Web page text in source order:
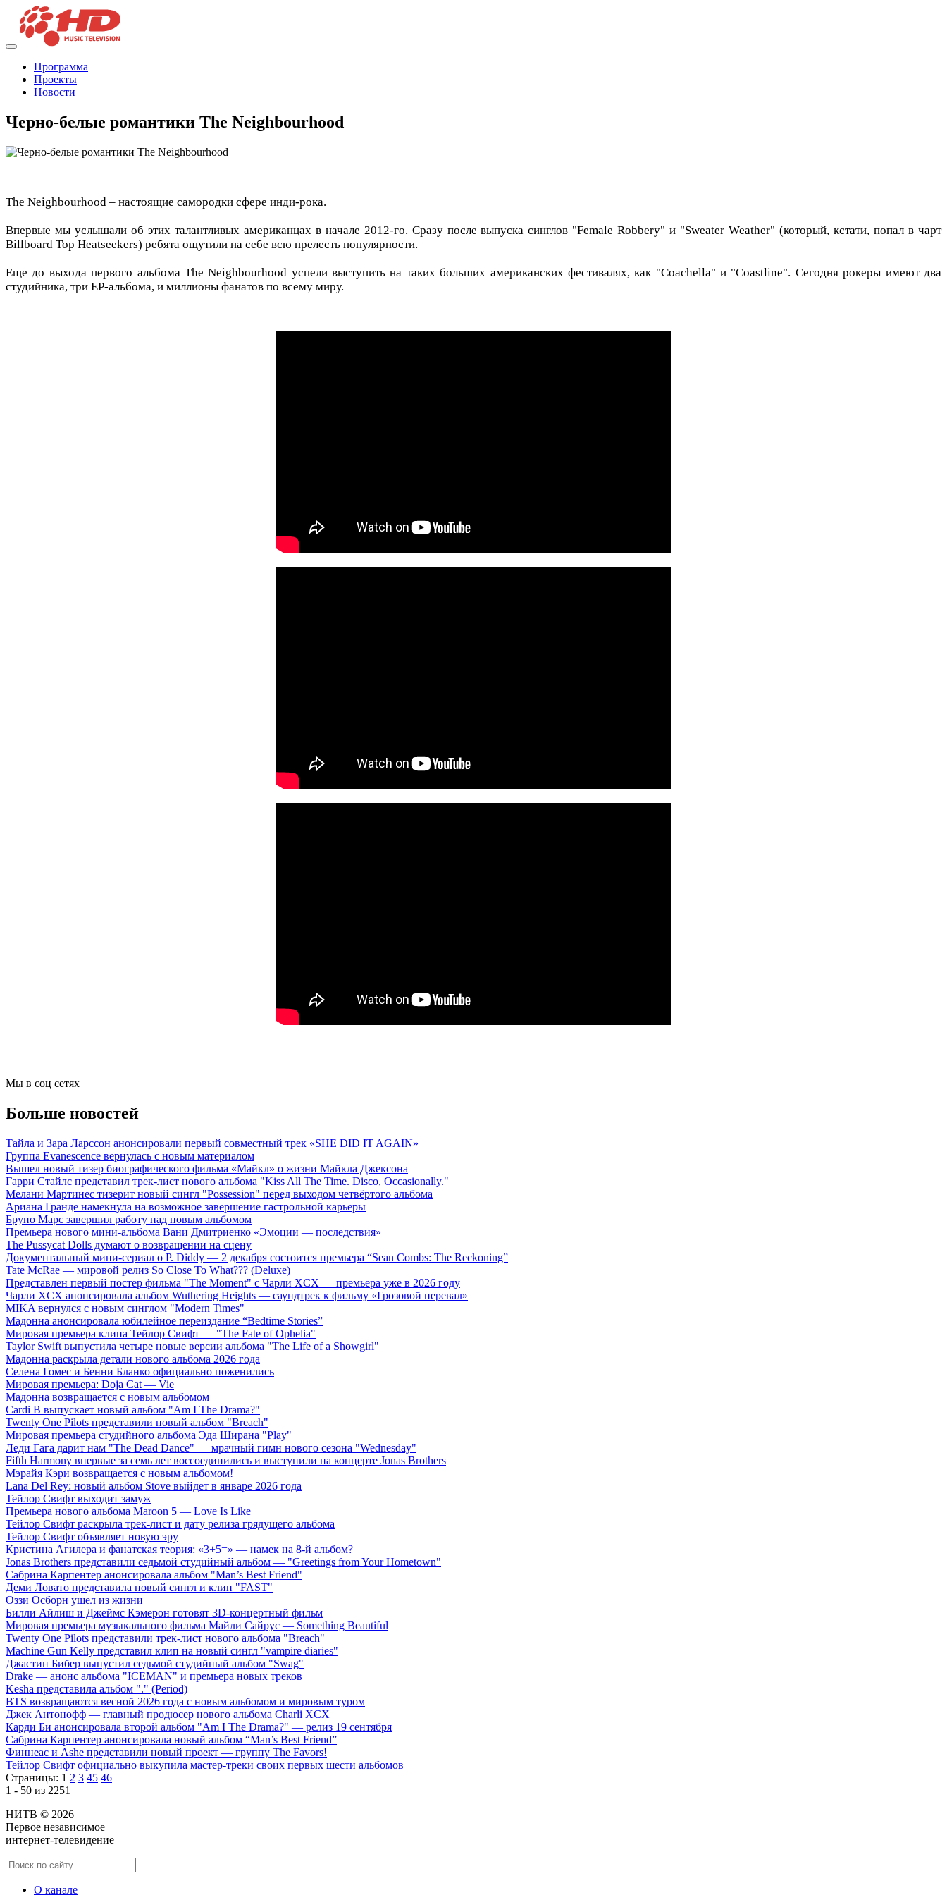
Программа
Проекты
Новости
Черно-белые романтики The Neighbourhood
The Neighbourhood – настоящие самородки сфере инди-рока.
Впервые мы услышали об этих талантливых американцах в начале 2012-го. Сразу после выпуска синглов "Female Robbery" и "Sweater Weather" (который, кстати, попал в чарт
Billboard Top Heatseekers) ребята ощутили на себе всю прелесть популярности.
Еще до выхода первого альбома The Neighbourhood успели выступить на таких больших американских фестивалях, как "Coachella" и "Сoastline". Сегодня рокеры имеют два
студийника, три EP-альбома, и миллионы фанатов по всему миру.
Мы в соц сетях
Больше новостей
Тайла и Зара Ларссон анонсировали первый совместный трек «SHE DID IT AGAIN»
Группа Evanescence вернулась с новым материалом
Вышел новый тизер биографического фильма «Майкл» о жизни Майкла Джексона
Гарри Стайлс представил трек-лист нового альбома "Kiss All The Time. Disco, Occasionally."
Мелани Мартинес тизерит новый сингл "Possession" перед выходом четвёртого альбома
Ариана Гранде намекнула на возможное завершение гастрольной карьеры
Бруно Марс завершил работу над новым альбомом
Премьера нового мини-альбома Вани Дмитриенко «Эмоции — последствия»
The Pussycat Dolls думают о возвращении на сцену
Документальный мини-сериал о P. Diddy — 2 декабря состоится премьера “Sean Combs: The Reckoning”
Tate McRae — мировой релиз So Close To What??? (Deluxe)
Представлен первый постер фильма "The Moment" с Чарли XCX — премьера уже в 2026 году
Чарли XCX анонсировала альбом Wuthering Heights — саундтрек к фильму «Грозовой перевал»
MIKA вернулся с новым синглом "Modern Times"
Мадонна анонсировала юбилейное переиздание “Bedtime Stories”
Мировая премьера клипа Тейлор Свифт — "The Fate of Ophelia"
Taylor Swift выпустила четыре новые версии альбома "The Life of a Showgirl"
Мадонна раскрыла детали нового альбома 2026 года
Селена Гомес и Бенни Бланко официально поженились
Мировая премьера: Doja Cat — Vie
Мадонна возвращается с новым альбомом
Cardi B выпускает новый альбом "Am I The Drama?"
Twenty One Pilots представили новый альбом "Breach"
Мировая премьера студийного альбома Эда Ширана "Play"
Леди Гага дарит нам "The Dead Dance" — мрачный гимн нового сезона "Wednesday"
Fifth Harmony впервые за семь лет воссоединились и выступили на концерте Jonas Brothers
Мэрайя Кэри возвращается с новым альбомом!
Lana Del Rey: новый альбом Stove выйдет в январе 2026 года
Тейлор Свифт выходит замуж
Премьера нового альбома Maroon 5 — Love Is Like
Тейлор Свифт раскрыла трек-лист и дату релиза грядущего альбома
Тейлор Свифт объявляет новую эру
Кристина Агилера и фанатская теория: «3+5=» — намек на 8-й альбом?
Jonas Brothers представили седьмой студийный альбом — "Greetings from Your Hometown"
Сабрина Карпентер анонсировала альбом "Man’s Best Friend"
Деми Ловато представила новый сингл и клип "FAST"
Оззи Осборн ушел из жизни
Билли Айлиш и Джеймс Кэмерон готовят 3D-концертный фильм
Мировая премьера музыкального фильма Майли Сайрус — Something Beautiful
Twenty One Pilots представили трек-лист нового альбома "Breach"
Machine Gun Kelly представил клип на новый сингл "vampire diaries"
Джастин Бибер выпустил седьмой студийный альбом "Swag"
Drake — анонс альбома "ICEMAN" и премьера новых треков
Kesha представила альбом "." (Period)
BTS возвращаются весной 2026 года с новым альбомом и мировым туром
Джек Антонофф — главный продюсер нового альбома Charli XCX
Карди Би анонсировала второй альбом "Am I The Drama?" — релиз 19 сентября
Сабрина Карпентер анонсировала новый альбом “Man’s Best Friend”
Финнеас и Ashe представили новый проект — группу The Favors!
Тейлор Свифт официально выкупила мастер-треки своих первых шести альбомов
Страницы: 1 2 3 45 46
1 - 50 из 2251
НИТВ © 2026
Первое независимое
интернет-телевидение
О канале